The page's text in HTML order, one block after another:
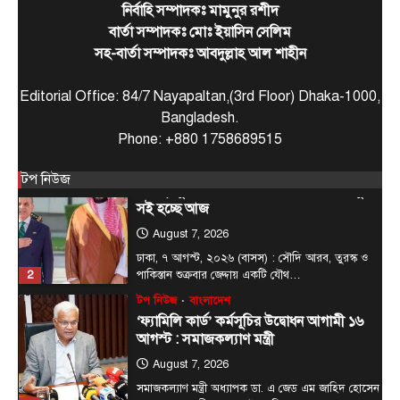
নির্বাহি সম্পাদকঃ মামুনুর রশীদ
বার্তা সম্পাদকঃ মোঃ ইয়াসিন সেলিম
সহ-বার্তা সম্পাদকঃ আবদুল্লাহ আল শাহীন
Editorial Office: 84/7 Nayapaltan,(3rd Floor) Dhaka-1000,
Bangladesh.
Phone: +880 1758689515
টপ নিউজ
আগামী…
আন্তর্জাতিক টপ নিউজ
সৌদি, তুরস্ক ও পাকিস্তানের মধ্যে প্রতিরক্ষা চুক্তি
August 7, 2026
ঢাকা, ৭ আগস্ট, ২০২৬ (বাসস) : সৌদি আরব, তুরস্ক ও
পাকিস্তান শুক্রবার জেদ্দায় একটি যৌথ…
3
আগস্ট : সমাজকল্যাণ মন্ত্রী
সমাজকল্যাণ মন্ত্রী অধ্যাপক ডা. এ জেড এম জাহিদ হোসেন
বলেছেন, আগামী ১৬ আগস্ট চলতি ২০২৬-২৭…
4
টপ নিউজ বাংলাদেশ
সরকারের পাঁচ মন্ত্রণালয় ও দপ্তরে নতুন সচিব
নিয়োগ
দেশের তিনটি মন্ত্রণালয় ও দুইটি দপ্তরে নতুন সচিব নিয়োগ
দিয়েছে সরকার। আজ (বৃহস্পতিবার) এ সংক্রান্ত…